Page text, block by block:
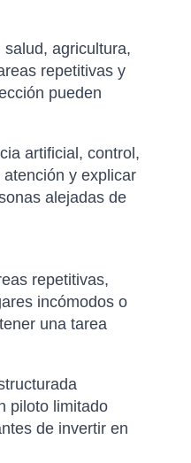
agricultura,
repetitivas y
pueden
artificial, control,
y explicar
alejadas de
repetitivas,
incómodos o
una tarea
piloto limitado
de invertir en